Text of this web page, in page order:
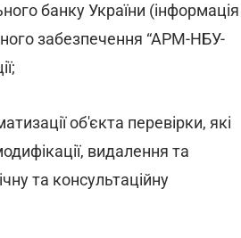
банку України (інформація
забезпечення “АРМ-НБУ-
об'єкта перевірки, які
видалення та
та консультаційну